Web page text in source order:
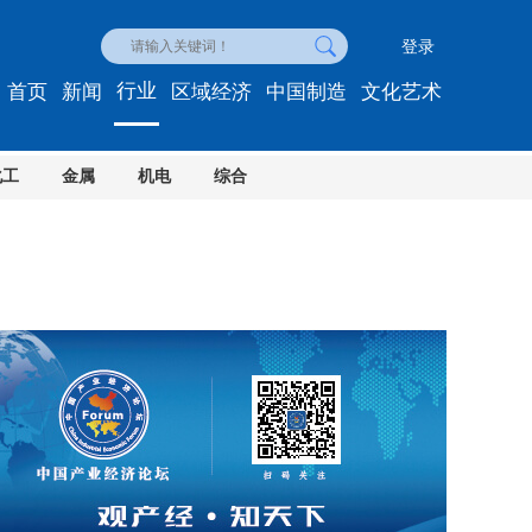
登录
首页 新闻 行业
金属 机电 综合
区域经济 中国制造 文化艺术